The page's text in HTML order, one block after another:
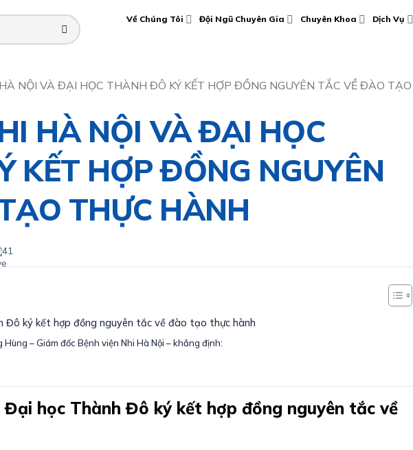
Về Chúng Tôi Đội Ngũ Chuyên Gia Chuyên Khoa Dịch Vụ
NỘI VÀ ĐẠI HỌC THÀNH ĐÔ KÝ KẾT HỢP ĐỒNG NGUYÊN TẮC VỀ ĐÀO
HÀ NỘI VÀ ĐẠI HỌC
KẾT HỢP ĐỒNG NGUYÊN
THỰC HÀNH
41
Đô ký kết hợp đồng nguyên tắc về đào tạo thực hành
– Giám đốc Bệnh viện Nhi Hà Nội – khẳng định:
Đại học Thành Đô ký kết hợp đồng nguyên tắc về